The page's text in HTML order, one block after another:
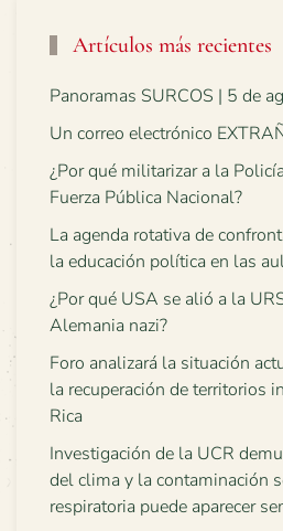
Artículos más recientes
Panoramas SURCOS | 5 de
Un correo electrónico
¿Por qué militarizar a la
Fuerza Pública Nacional?
La agenda rotativa de
la educación política en las
¿Por qué USA se alió a la
Alemania nazi?
Foro analizará la situación
la recuperación de territorios
Rica
Investigación de la UCR
del clima y la contaminación
respiratoria puede aparecer